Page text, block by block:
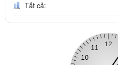
Tất cả: